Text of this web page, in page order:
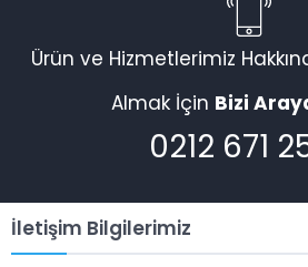
Ürün ve Hizmetlerimiz
Almak İçin Bizi
0212 671
İletişim Bilgilerimiz